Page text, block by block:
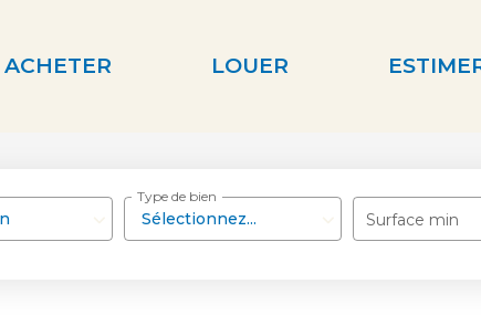
ACHETER LOUER
Sélectionnez...
Type de bien
Surface min